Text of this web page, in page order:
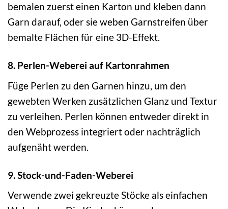
bemalen zuerst einen Karton und kleben dann
Garn darauf, oder sie weben Garnstreifen über
bemalte Flächen für eine 3D-Effekt.
8. Perlen-Weberei auf Kartonrahmen
Füge Perlen zu den Garnen hinzu, um den
gewebten Werken zusätzlichen Glanz und Textur
zu verleihen. Perlen können entweder direkt in
den Webprozess integriert oder nachträglich
aufgenäht werden.
9. Stock-und-Faden-Weberei
Verwende zwei gekreuzte Stöcke als einfachen